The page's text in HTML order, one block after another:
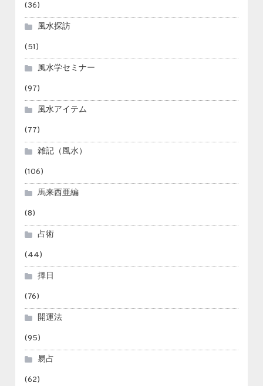
(36)
風水探訪
(51)
風水学セミナー
(97)
風水アイテム
(77)
雑記（風水）
(106)
馬来西亜編
(8)
占術
(44)
擇日
(76)
開運法
(95)
易占
(62)